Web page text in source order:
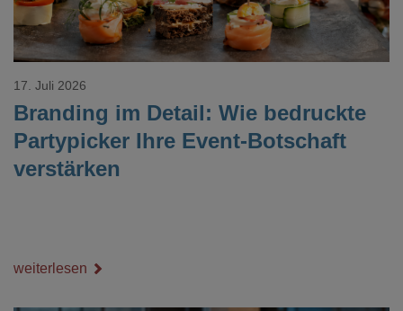
Branding im Detail: Wie bedruckte
Partypicker Ihre Event-Botschaft
verstärken
17. Juli 2026
weiterlesen